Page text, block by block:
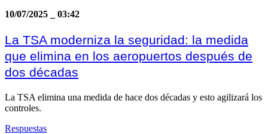
10/07/2025
03:42
La TSA moderniza la seguridad: la medida
que elimina en los aeropuertos después de
dos décadas
La TSA elimina una medida de hace dos décadas y esto agilizará los
controles.
Respuestas